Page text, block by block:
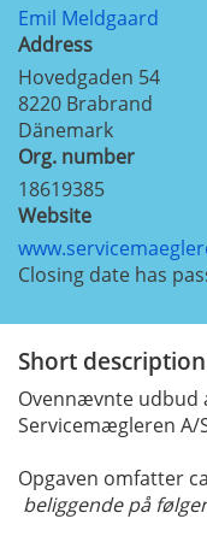
Emil Meldgaard
Address
Hovedgaden 54
8220 Brabrand
Dänemark
Org. number
18619385
Website
Closing date has
Short description
Ovennævnte udbud
Servicemægleren A/
Opgaven omfatter
beliggende på